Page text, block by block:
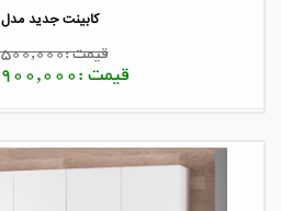
کابینت جدید مدل 7070
قیمت :6,500,000تومان
قیمت :5,900,000تومان